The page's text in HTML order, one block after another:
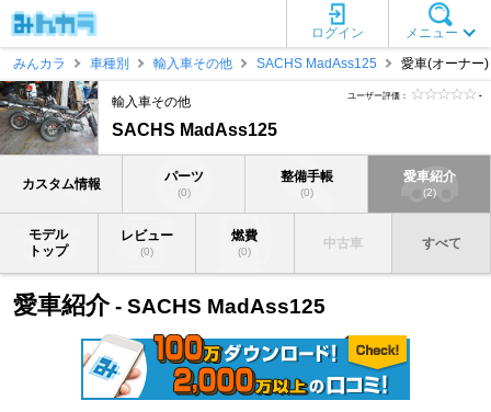
メニュー
ログイン
みんカラ
車種別 輸入車その他 SACHS MadAss125 愛車(オーナー)
輸入車その他
SACHS MadAss125
ユーザー評価： -
カスタム情報 パーツ
(0)
整備手帳
(0)
愛車紹介
(2)
モデル
トップ
レビュー
(0)
燃費
(0)
中古車 すべて
愛車紹介- SACHS MadAss125